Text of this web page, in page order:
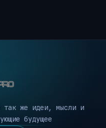
так же идеи, мысли и
будущее